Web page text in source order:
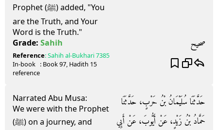
Prophet (ﷺ) added, "You
are the Truth, and Your
Word is the Truth."
Grade: Sahih صحيح
Reference:Sahih al-Bukhari7385
In-book
reference
: Book97, Hadith 15
Narrated Abu Musa:
We were with the Prophet
(ﷺ) on a journey, and
حَدَّثَنَا سُلَيْمَانُ بْنُ حَرْبٍ، حَدَّثَنَا
حَمَّادُ بْنُ زَيْدٍ، عَنْ أَيُّوبَ، عَنْ أَبِي